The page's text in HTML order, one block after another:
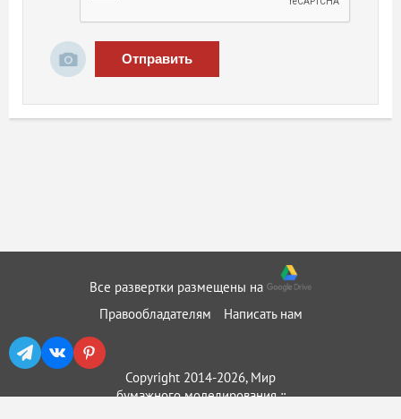
Отправить
Все развертки размещены на
Правообладателям
Написать нам
Copyright 2014-2026, Мир
бумажного моделирования ::